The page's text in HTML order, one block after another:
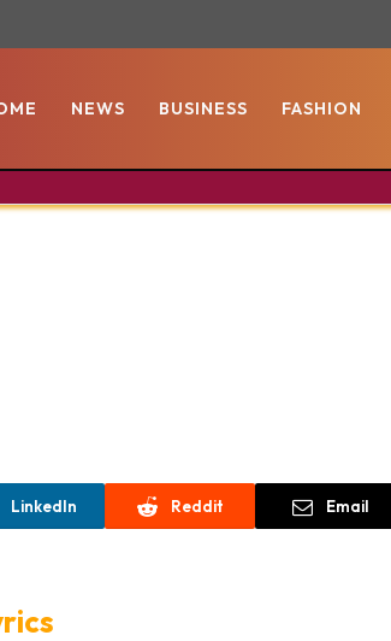
NEWS BUSINESS FASHION
LinkedIn Reddit Email